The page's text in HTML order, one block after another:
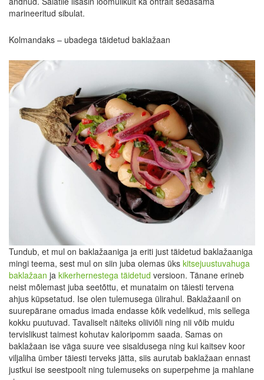
marineeritud sibulat.
Kolmandaks – ubadega täidetud baklažaan
Tundub, et mul on baklažaaniga ja eriti just täidetud baklažaaniga
mingi teema, sest mul on siin juba olemas üks kitsejuustuvahuga
baklažaan ja kikerhernestega täidetud versioon. Tänane erineb
neist mõlemast juba seetõttu, et munataim on täiesti tervena
ahjus küpsetatud. Ise olen tulemusega ülirahul. Baklažaanil on
suurepärane omadus imada endasse kõik vedelikud, mis sellega
kokku puutuvad. Tavaliselt näiteks oliiviõli ning nii võib muidu
tervislikust taimest kohutav kaloripomm saada. Samas on
baklažaan ise väga suure vee sisaldusega ning kui kaitsev koor
viljaliha ümber täiesti terveks jätta, siis aurutab baklažaan ennast
justkui ise seestpoolt ning tulemuseks on superpehme ja mahlane